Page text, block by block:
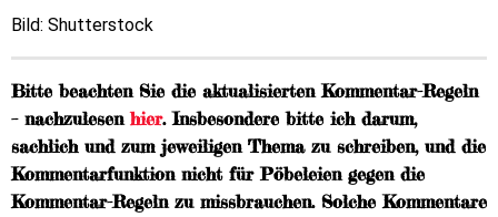
Bild: Shutterstock
Bitte beachten Sie die aktualisierten Kommentar-Regeln
– nachzulesenhier. Insbesondere bitte ich darum,
sachlich und zum jeweiligen Thema zu schreiben, und die
Kommentarfunktion nicht für Pöbeleien gegen die
Kommentar-Regeln zu missbrauchen. Solche Kommentare